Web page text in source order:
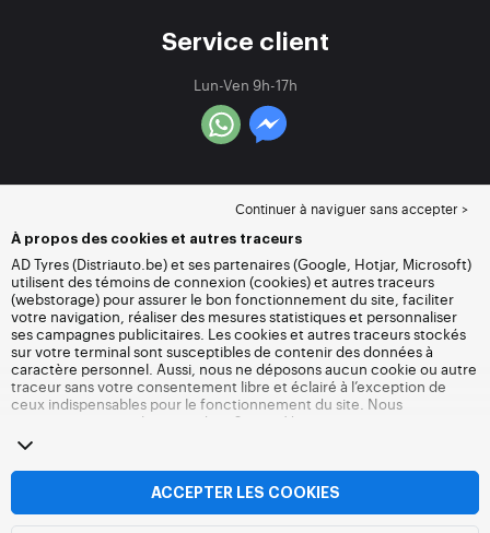
Service client
Lun-Ven 9h-17h
Continuer à naviguer sans accepter >
À propos des cookies et autres traceurs
AD Tyres (Distriauto.be) et ses partenaires (Google, Hotjar, Microsoft)
utilisent des témoins de connexion (cookies) et autres traceurs
(webstorage) pour assurer le bon fonctionnement du site, faciliter
votre navigation, réaliser des mesures statistiques et personnaliser
ses campagnes publicitaires. Les cookies et autres traceurs stockés
sur votre terminal sont susceptibles de contenir des données à
caractère personnel. Aussi, nous ne déposons aucun cookie ou autre
traceur sans votre consentement libre et éclairé à l’exception de
ceux indispensables pour le fonctionnement du site. Nous
conservons votre choix pendant 6 mois. Vous pouvez retirer votre
consentement à tout moment en vous rendant sur la
autres traceurs
accepter le dépôt de cookies ou autres traceurs. Le refus ne fait pas
obstacle à l’accès aux services Distriauto.be. Pour plus
d’informations, nous vous invitons à consulter
autres traceurs.
ACCEPTER LES COOKIES